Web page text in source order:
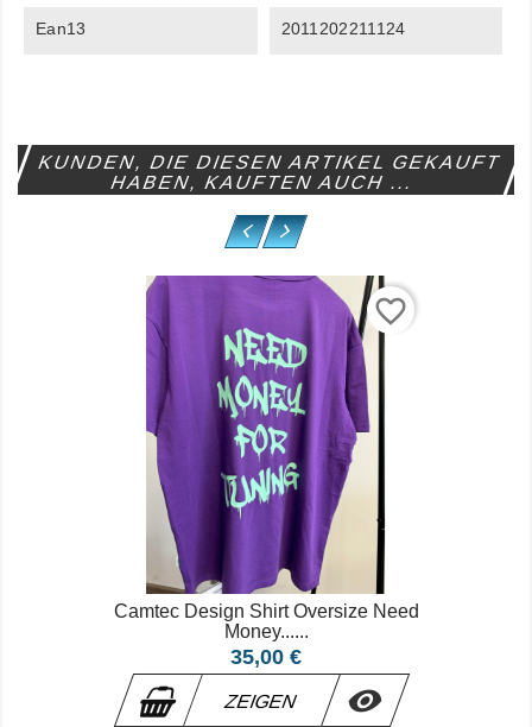
Ean13 2011202211124
KUNDEN, DIE DIESEN ARTIKEL GEKAUFT
HABEN, KAUFTEN AUCH ...
Camtec Design Shirt Oversize Need
Money......
Preis
35,00 €
ZEIGEN 
favorite_border